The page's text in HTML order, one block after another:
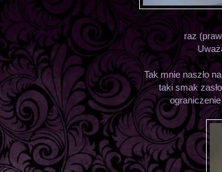
raz
Tak mnie naszło
taki smak